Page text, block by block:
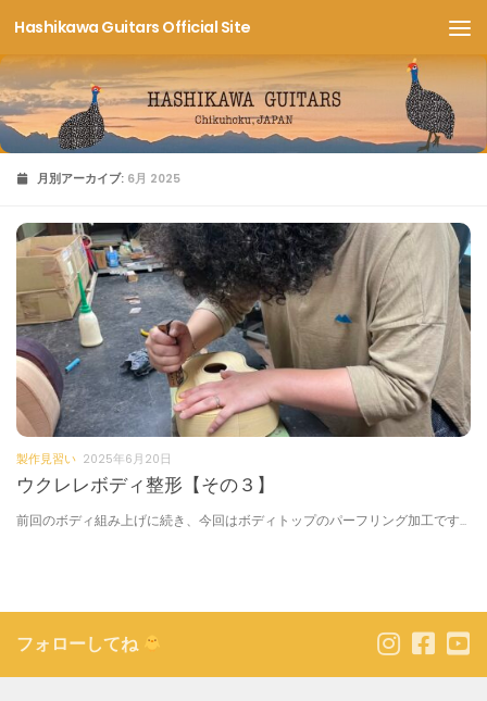
コンテンツへスキップ
Hashikawa Guitars Official Site
月別アーカイブ: 6月 2025
製作見習い 2025年6月20日
ウクレレボディ整形【その３】
前回のボディ組み上げに続き、今回はボディトップのパーフリング加工です...
フォローしてね